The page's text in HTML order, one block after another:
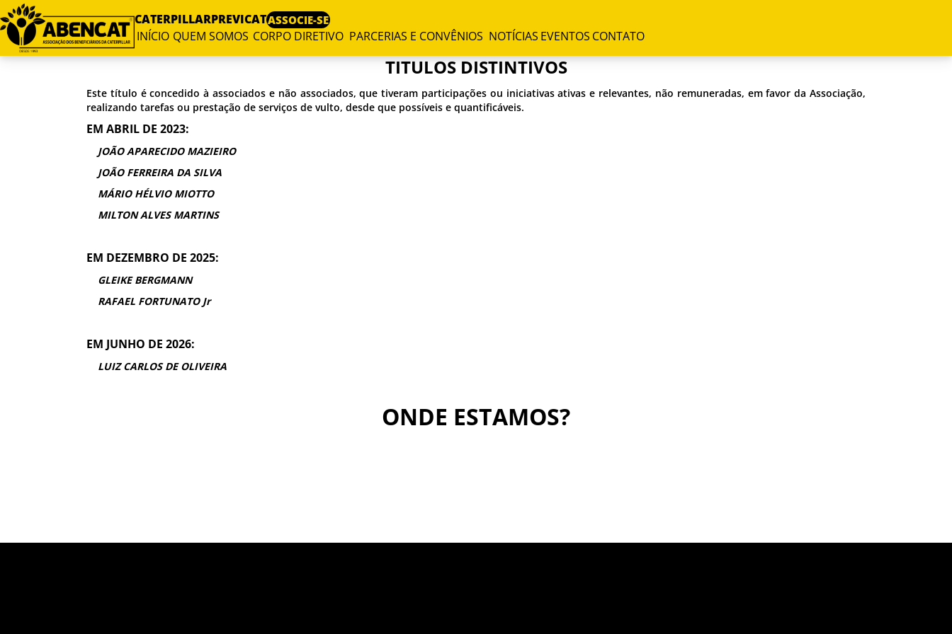
INÍCIO QUEM SOMOS CORPO DIRETIVO PARCERIAS E CONVÊNIOS NOTÍCIAS EVENTOS CONTATO
CATERPILLARPREVICATASSOCIE-SE
TITULOS DISTINTIVOS
Este título é concedido à associados e não associados, que tiveram participações ou iniciativas ativas e relevantes, não remuneradas, em favor da Associação,
realizando tarefas ou prestação de serviços de vulto, desde que possíveis e quantificáveis.
EM ABRIL DE 2023:
JOÃO APARECIDO MAZIEIRO
JOÃO FERREIRA DA SILVA
MÁRIO HÉLVIO MIOTTO
MILTON ALVES MARTINS
EM DEZEMBRO DE 2025:
GLEIKE BERGMANN
RAFAEL FORTUNATO Jr
EM JUNHO DE 2026:
LUIZ CARLOS DE OLIVEIRA
ONDE ESTAMOS?